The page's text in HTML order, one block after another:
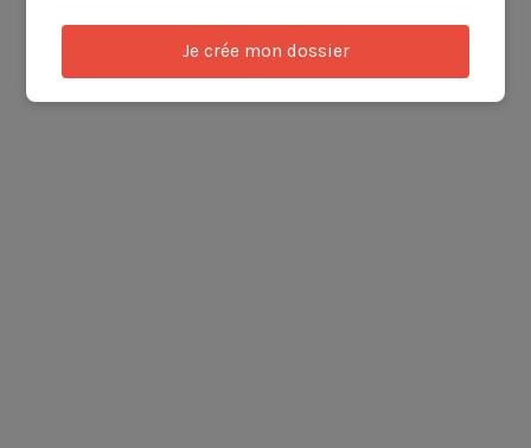
Je crée mon dossier